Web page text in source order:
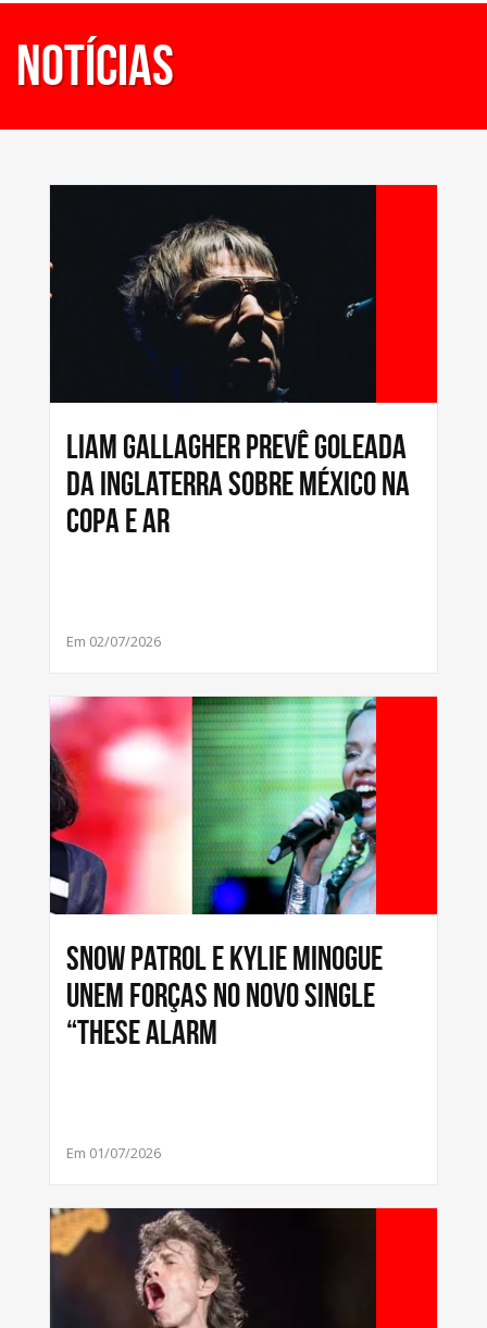
Notícias
Liam Gallagher prevê goleada
da Inglaterra sobre México na
Copa e ar
Em 02/07/2026
Snow Patrol e Kylie Minogue
unem forças no novo single
“These Alarm
Em 01/07/2026